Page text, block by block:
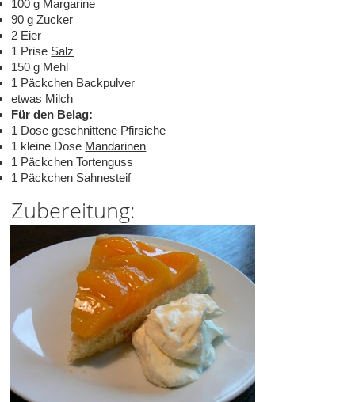
100 g Margarine
90 g Zucker
2 Eier
1 Prise Salz
150 g Mehl
1 Päckchen Backpulver
etwas Milch
Für den Belag:
1 Dose geschnittene Pfirsiche
1 kleine Dose Mandarinen
1 Päckchen Tortenguss
1 Päckchen Sahnesteif
Zubereitung: